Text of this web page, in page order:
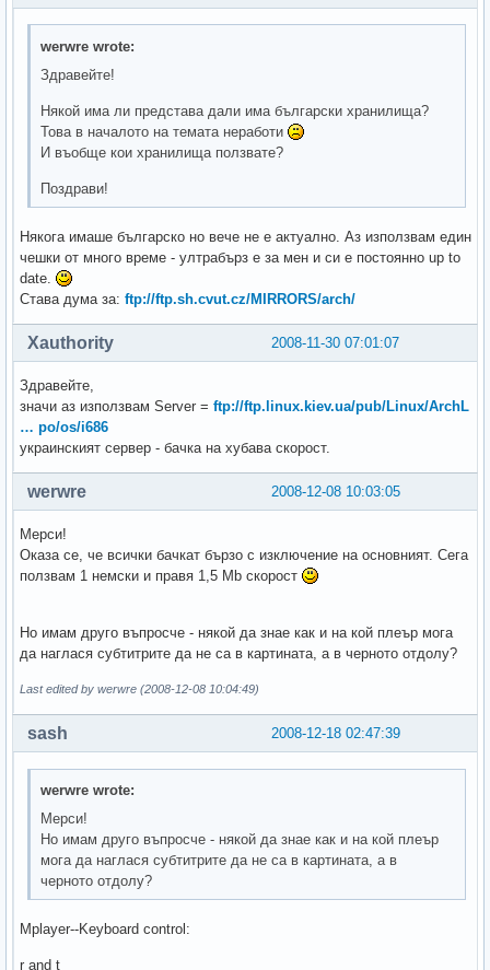
werwre wrote:
Здравейте!
Някой има ли представа дали има български хранилища?
Това в началото на темата неработи
И въобще кои хранилища ползвате?
Поздрави!
Някога имаше българско но вече не е актуално. Аз използвам един
чешки от много време - ултрабърз е за мен и си е постоянно up to
date.
Става дума за: ftp://ftp.sh.cvut.cz/MIRRORS/arch/
2008-11-30 07:01:07
Xauthority
Здравейте,
значи аз използвам Server = ftp://ftp.linux.kiev.ua/pub/Linux/ArchL
… po/os/i686
украинският сервер - бачка на хубава скорост.
2008-12-08 10:03:05
werwre
Мерси!
Оказа се, че всички бачкат бързо с изключение на основният. Сега
ползвам 1 немски и правя 1,5 Mb скорост
Но имам друго въпросче - някой да знае как и на кой плеър мога
да наглася субтитрите да не са в картината, а в черното отдолу?
Last edited by werwre (2008-12-08 10:04:49)
2008-12-18 02:47:39
sash
werwre wrote:
Мерси!
Но имам друго въпросче - някой да знае как и на кой плеър
мога да наглася субтитрите да не са в картината, а в
черното отдолу?
Mplayer--Keyboard control:
r and t